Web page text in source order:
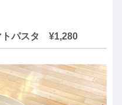
トパスタ ¥1,280